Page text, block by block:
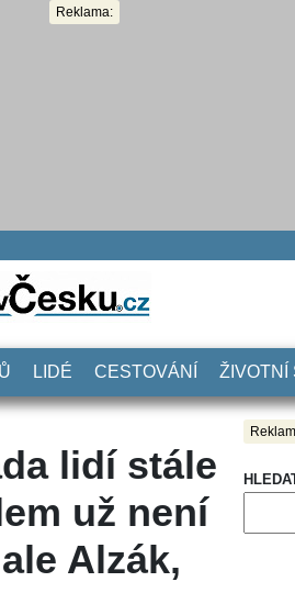
Reklama:
LIDÉ CESTOVÁNÍ ŽIVOTNÍ
lidí stále
už není
Alzák,